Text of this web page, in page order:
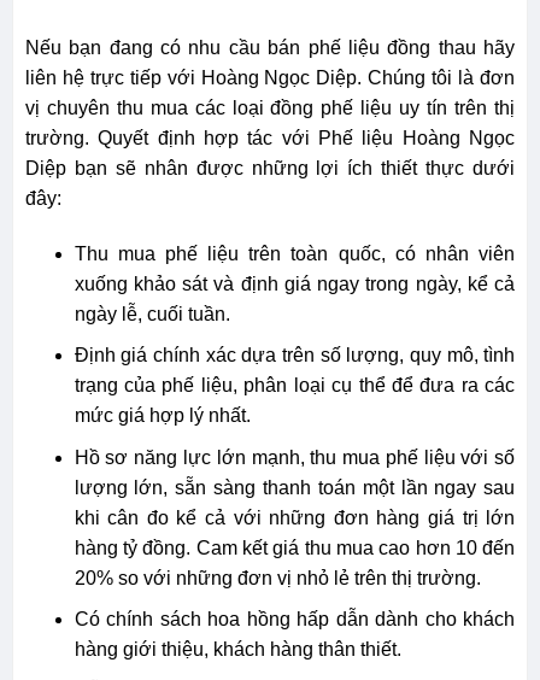
Nếu bạn đang có nhu cầu bán phế liệu đồng thau hãy
liên hệ trực tiếp với Hoàng Ngọc Diệp. Chúng tôi là đơn
vị chuyên thu mua các loại đồng phế liệu uy tín trên thị
trường. Quyết định hợp tác với Phế liệu Hoàng Ngọc
Diệp bạn sẽ nhân được những lợi ích thiết thực dưới
đây:
Thu mua phế liệu trên toàn quốc, có nhân viên
xuống khảo sát và định giá ngay trong ngày, kể cả
ngày lễ, cuối tuần.
Định giá chính xác dựa trên số lượng, quy mô, tình
trạng của phế liệu, phân loại cụ thể để đưa ra các
mức giá hợp lý nhất.
Hồ sơ năng lực lớn mạnh, thu mua phế liệu với số
lượng lớn, sẵn sàng thanh toán một lần ngay sau
khi cân đo kể cả với những đơn hàng giá trị lớn
hàng tỷ đồng. Cam kết giá thu mua cao hơn 10 đến
20% so với những đơn vị nhỏ lẻ trên thị trường.
Có chính sách hoa hồng hấp dẫn dành cho khách
hàng giới thiệu, khách hàng thân thiết.